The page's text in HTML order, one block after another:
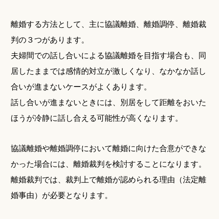
離婚する方法として、主に協議離婚、離婚調停、離婚裁
判の３つがあります。
夫婦間での話し合いによる協議離婚を目指す場合も、同
居したままでは感情的対立が激しくなり、なかなか話し
合いが進まないケースがよくあります。
話し合いが進まないときには、別居をして距離をおいた
ほうが冷静に話し合える可能性が高くなります。
協議離婚や離婚調停において離婚に向けた合意ができな
かった場合には、離婚裁判を検討することになります。
離婚裁判では、裁判上で離婚が認められる理由（法定離
婚事由）が必要となります。